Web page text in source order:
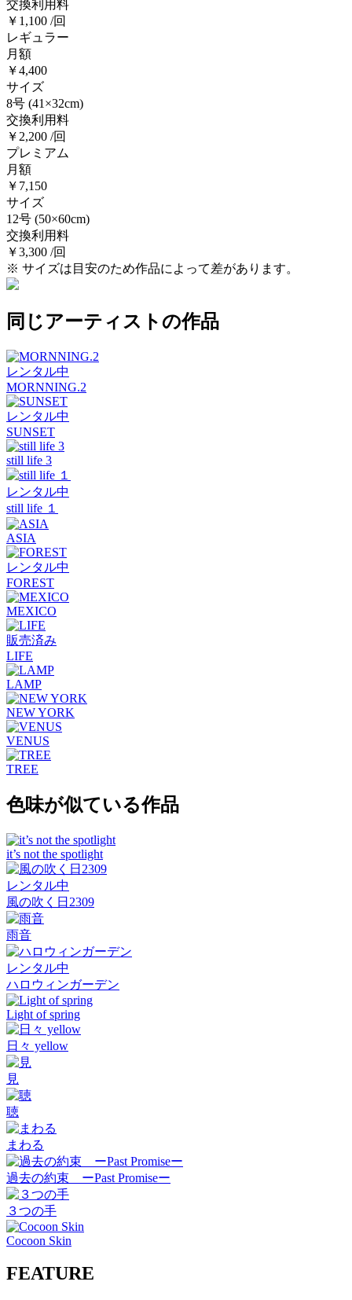
交換利用料
￥1,100 /回
レギュラー
月額
￥4,400
サイズ
8号 (41×32cm)
交換利用料
￥2,200 /回
プレミアム
月額
￥7,150
サイズ
12号 (50×60cm)
交換利用料
￥3,300 /回
※ サイズは目安のため作品によって差があります。
同じアーティストの作品
レンタル中
MORNNING.2
レンタル中
SUNSET
still life 3
レンタル中
still life １
ASIA
レンタル中
FOREST
MEXICO
販売済み
LIFE
LAMP
NEW YORK
VENUS
TREE
色味が似ている作品
it’s not the spotlight
レンタル中
風の吹く日2309
雨音
レンタル中
ハロウィンガーデン
Light of spring
日々 yellow
見
聴
まわる
過去の約束 ーPast Promiseー
３つの手
Cocoon Skin
FEATURE